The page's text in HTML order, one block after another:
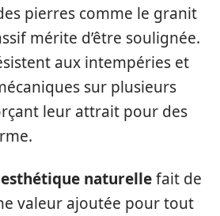
pierres comme le granit
mérite d’être soulignée.
aux intempéries et
sur plusieurs
leur attrait pour des
esthétique naturellefait de
valeur ajoutée pour tout